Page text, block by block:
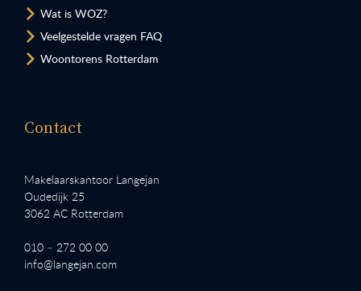
Wat is WOZ?
Veelgestelde vragen FAQ
Woontorens Rotterdam
Contact
Makelaarskantoor Langejan
Oudedijk 25
3062 AC Rotterdam
010 – 272 00 00
info@langejan.com